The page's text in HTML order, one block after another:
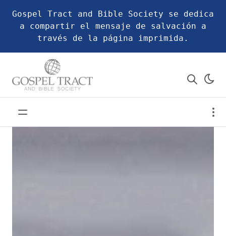
Gospel Tract and Bible Society se dedica
a compartir el mensaje de salvación a
través de la página imprimida.